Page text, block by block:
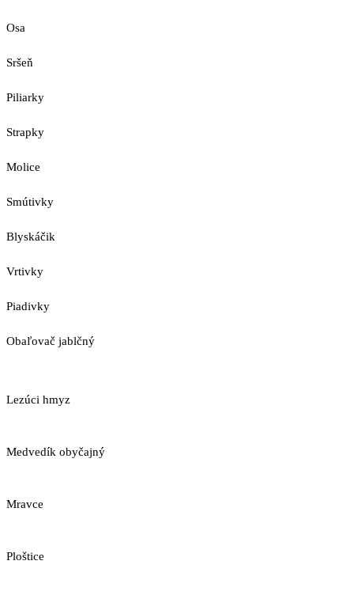
Osa
Sršeň
Piliarky
Strapky
Molice
Smútivky
Blyskáčik
Vrtivky
Piadivky
Obaľovač jablčný
Lezúci hmyz
Medvedík obyčajný
Mravce
Ploštice